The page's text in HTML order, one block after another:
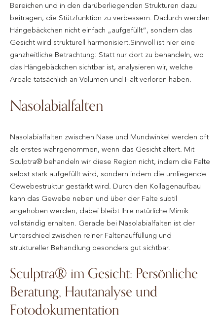
Bereichen und in den darüberliegenden Strukturen dazu
beitragen, die Stützfunktion zu verbessern. Dadurch werden
Hängebäckchen nicht einfach „aufgefüllt“, sondern das
Gesicht wird strukturell harmonisiert.Sinnvoll ist hier eine
ganzheitliche Betrachtung: Statt nur dort zu behandeln, wo
das Hängebäckchen sichtbar ist, analysieren wir, welche
Areale tatsächlich an Volumen und Halt verloren haben.
Nasolabialfalten
Nasolabialfalten zwischen Nase und Mundwinkel werden oft
als erstes wahrgenommen, wenn das Gesicht altert. Mit
Sculptra® behandeln wir diese Region nicht, indem die Falte
selbst stark aufgefüllt wird, sondern indem die umliegende
Gewebestruktur gestärkt wird. Durch den Kollagenaufbau
kann das Gewebe neben und über der Falte subtil
angehoben werden, dabei bleibt Ihre natürliche Mimik
vollständig erhalten. Gerade bei Nasolabialfalten ist der
Unterschied zwischen reiner Faltenauffüllung und
struktureller Behandlung besonders gut sichtbar.
Sculptra® im Gesicht: Persönliche
Beratung, Hautanalyse und
Fotodokumentation